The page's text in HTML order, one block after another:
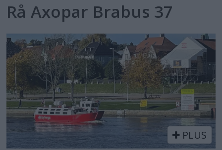
Rå Axopar Brabus 37
PLUS